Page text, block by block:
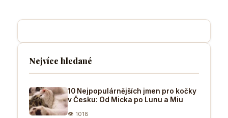
Nejvíce hledané
10 Nejpopulárnějších jmen pro kočky
v Česku: Od Micka po Lunu a Miu
👁 1018